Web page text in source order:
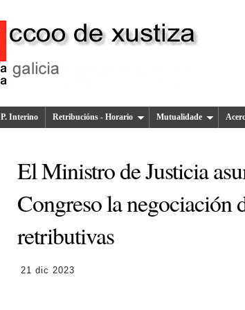
P. Interino Retribucións - Horario Mutualidade
El Ministro de Justicia
Congreso la negociación
retributivas
21 dic 2023